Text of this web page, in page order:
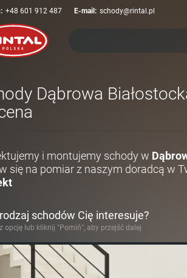
+48 601 912 487 E-mail: schody@rintal.pl
Dąbrowa
i montujemy schody w
się na pomiar z naszym doradcą w
schodów Cię interesuje?
opcję lub kliknij "Pomiń", aby przejść dalej